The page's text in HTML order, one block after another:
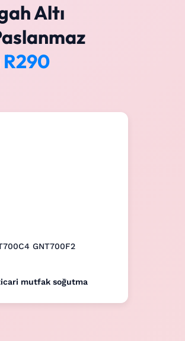
Altı
R290
GNT700F2
mutfak soğutma